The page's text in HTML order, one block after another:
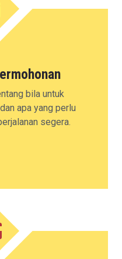
bila untuk
apa yang perlu
segera.